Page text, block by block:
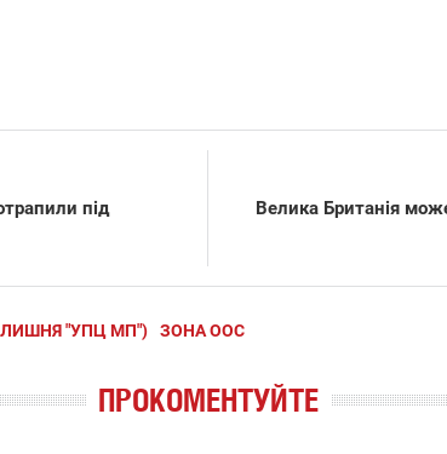
під
Велика Британія
"УПЦ МП") ЗОНА ООС
ПРОКОМЕНТУЙТЕ